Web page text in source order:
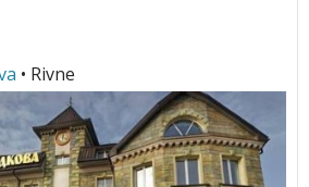
• Rivne